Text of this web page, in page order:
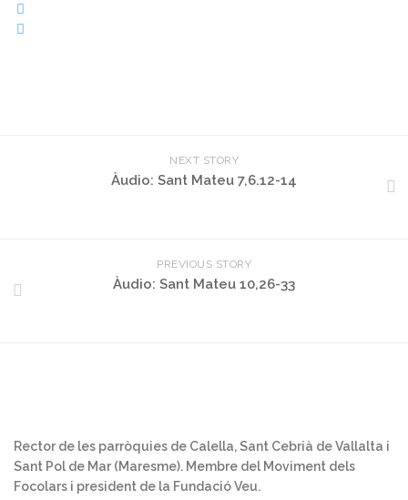
NEXT STORY
Àudio: Sant Mateu 7,6.12-14
PREVIOUS STORY
Àudio: Sant Mateu 10,26-33
Rector de les parròquies de Calella, Sant Cebrià de Vallalta i
Sant Pol de Mar (Maresme). Membre del Moviment dels
Focolars i president de la Fundació Veu.